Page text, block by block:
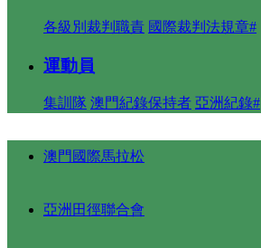
各級別裁判職責 國際裁判法規章#
運動員
集訓隊 澳門紀錄保持者 亞洲紀錄#
澳門國際馬拉松
亞洲田徑聯合會